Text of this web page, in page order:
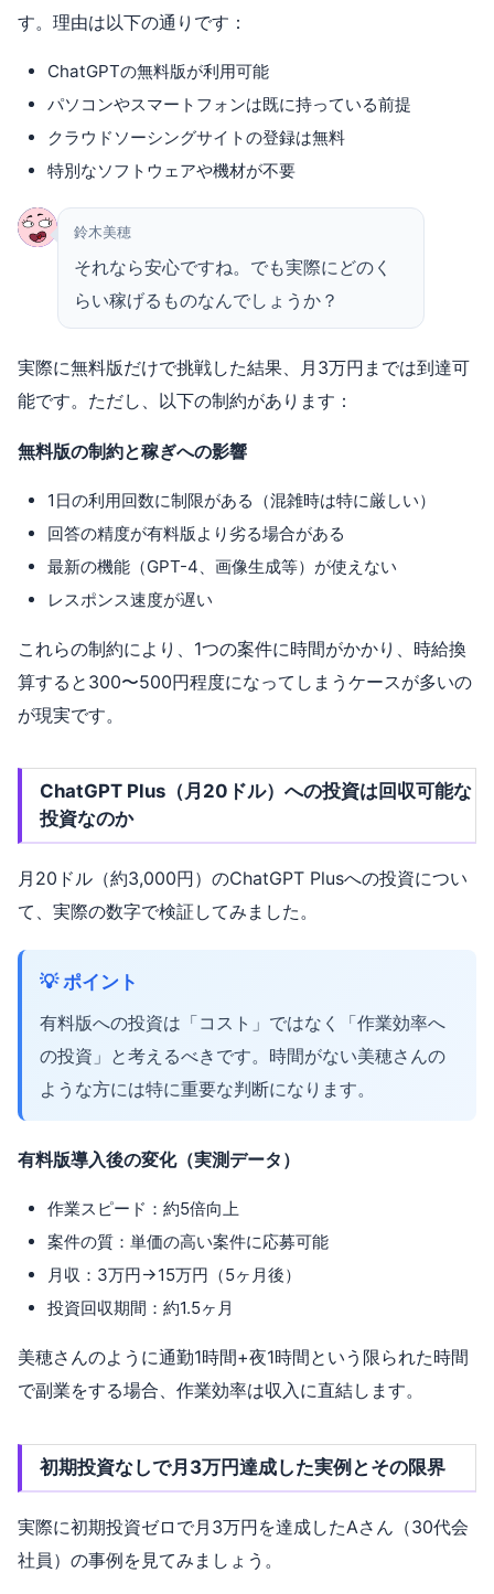
す。理由は以下の通りです：
ChatGPTの無料版が利用可能
パソコンやスマートフォンは既に持っている前提
クラウドソーシングサイトの登録は無料
特別なソフトウェアや機材が不要
鈴木美穂
それなら安心ですね。でも実際にどのく
らい稼げるものなんでしょうか？
実際に無料版だけで挑戦した結果、月3万円までは到達可
能です。ただし、以下の制約があります：
無料版の制約と稼ぎへの影響
1日の利用回数に制限がある（混雑時は特に厳しい）
回答の精度が有料版より劣る場合がある
最新の機能（GPT-4、画像生成等）が使えない
レスポンス速度が遅い
これらの制約により、1つの案件に時間がかかり、時給換
算すると300〜500円程度になってしまうケースが多いの
が現実です。
ChatGPT Plus（月20ドル）への投資は回収可能な
投資なのか
月20ドル（約3,000円）のChatGPT Plusへの投資につい
て、実際の数字で検証してみました。
💡 ポイント
有料版への投資は「コスト」ではなく「作業効率へ
の投資」と考えるべきです。時間がない美穂さんの
ような方には特に重要な判断になります。
有料版導入後の変化（実測データ）
作業スピード：約5倍向上
案件の質：単価の高い案件に応募可能
月収：3万円→15万円（5ヶ月後）
投資回収期間：約1.5ヶ月
美穂さんのように通勤1時間+夜1時間という限られた時間
で副業をする場合、作業効率は収入に直結します。
初期投資なしで月3万円達成した実例とその限界
実際に初期投資ゼロで月3万円を達成したAさん（30代会
社員）の事例を見てみましょう。